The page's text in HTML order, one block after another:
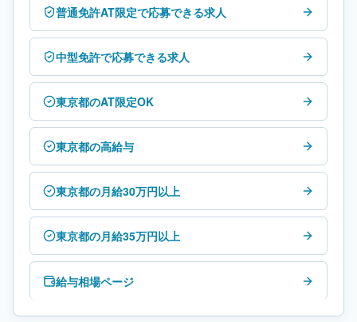
普通免許AT限定で応募できる求人
中型免許で応募できる求人
東京都のAT限定OK
東京都の高給与
東京都の月給30万円以上
東京都の月給35万円以上
給与相場ページ